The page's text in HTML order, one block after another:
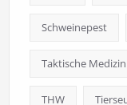
Schweinepest
Taktische Medizin
THW